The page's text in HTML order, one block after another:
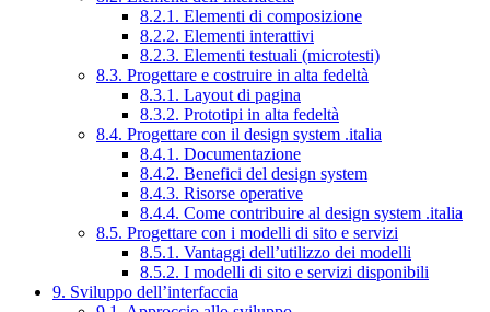
8.2.1. Elementi di composizione
8.2.2. Elementi interattivi
8.2.3. Elementi testuali (microtesti)
8.3. Progettare e costruire in alta fedeltà
8.3.1. Layout di pagina
8.3.2. Prototipi in alta fedeltà
8.4. Progettare con il design system .italia
8.4.1. Documentazione
8.4.2. Benefici del design system
8.4.3. Risorse operative
8.4.4. Come contribuire al design system .italia
8.5. Progettare con i modelli di sito e servizi
8.5.1. Vantaggi dell’utilizzo dei modelli
8.5.2. I modelli di sito e servizi disponibili
9. Sviluppo dell’interfaccia